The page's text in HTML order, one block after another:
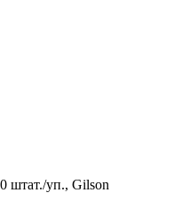
штат./уп., Gilson